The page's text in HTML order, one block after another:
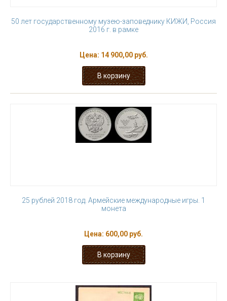
50 лет государственному музею-заповеднику КИЖИ, Россия
2016 г. в рамке
Цена: 14 900,00 руб.
25 рублей 2018 год. Армейские международные игры. 1
монета
Цена: 600,00 руб.